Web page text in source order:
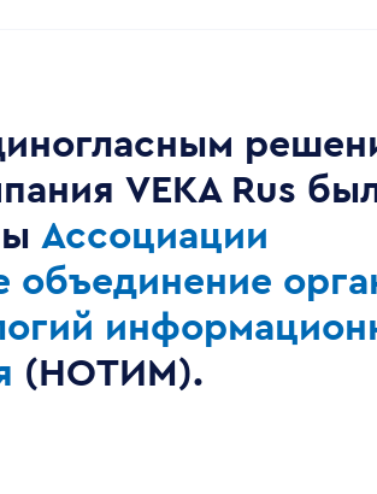
VEKA Rus
Ассоциации
объединение
(НОТИМ).